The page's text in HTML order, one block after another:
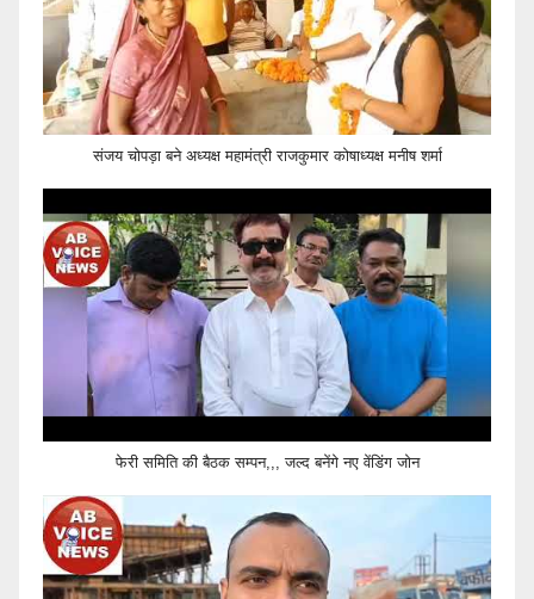
संजय चोपड़ा बने अध्यक्ष महामंत्री राजकुमार कोषाध्यक्ष मनीष शर्मा
फेरी समिति की बैठक सम्पन,,, जल्द बनेंगे नए वेंडिंग जोन